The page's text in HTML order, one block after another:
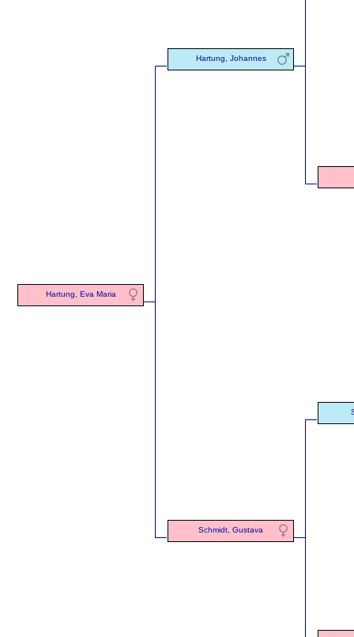
Hartung, Eva Maria
Hartung, Johannes
Schmidt, Gustava